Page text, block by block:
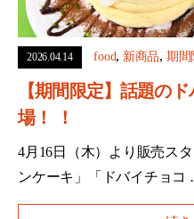
2026.04.14 food, 新商品, 期間
【期間限定】話題の
場！ ！
4月16日（木）より販売ス
ンケーキ」「ドバイチョコ